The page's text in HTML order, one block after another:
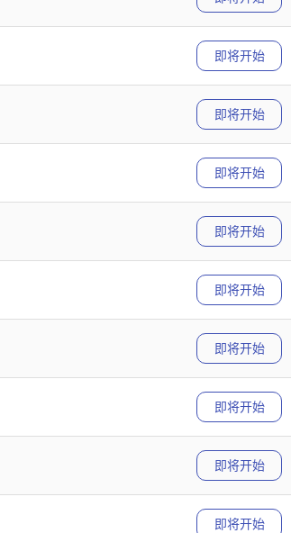
即将开始
即将开始
即将开始
即将开始
即将开始
即将开始
即将开始
即将开始
即将开始